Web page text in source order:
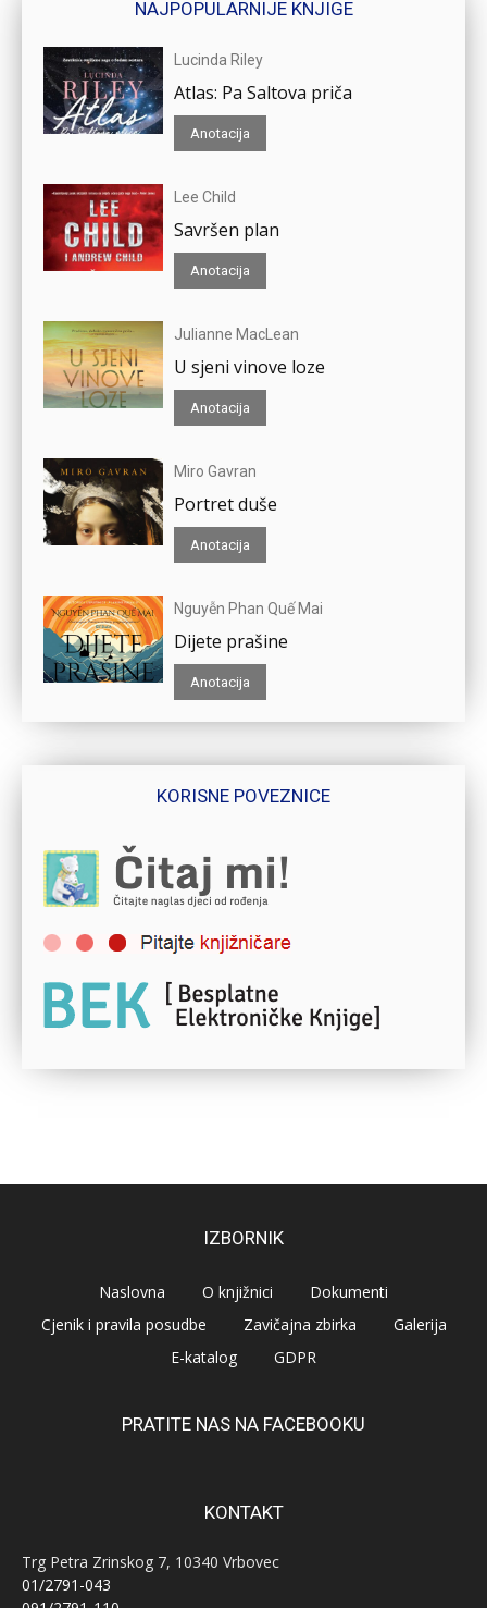
NAJPOPULARNIJE KNJIGE
Lucinda Riley
Atlas: Pa Saltova priča
Anotacija
Lee Child
Savršen plan
Anotacija
Julianne MacLean
U sjeni vinove loze
Anotacija
Miro Gavran
Portret duše
Anotacija
Nguyễn Phan Quế Mai
Dijete prašine
Anotacija
KORISNE POVEZNICE
IZBORNIK
Naslovna O knjižnici
Dokumenti
Cjenik i pravila posudbe
Zavičajna zbirka
Galerija
E-katalog
GDPR
PRATITE NAS NA FACEBOOKU
KONTAKT
Trg Petra Zrinskog 7, 10340 Vrbovec
01/2791-043